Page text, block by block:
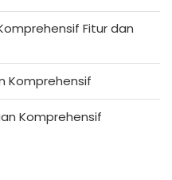
Fitur dan
Komprehensif
Komprehensif